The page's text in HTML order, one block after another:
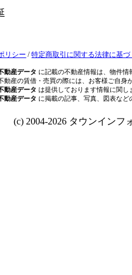
リシー /特定商取引に関する法律に基
動産データ に記載の不動産情報は、物件
動産の賃借・売買の際には、お客様ご自身
動産データ は提供しております情報に関し
動産データ に掲載の記事、写真、図表な
(c) 2004-2026 タウンインフ